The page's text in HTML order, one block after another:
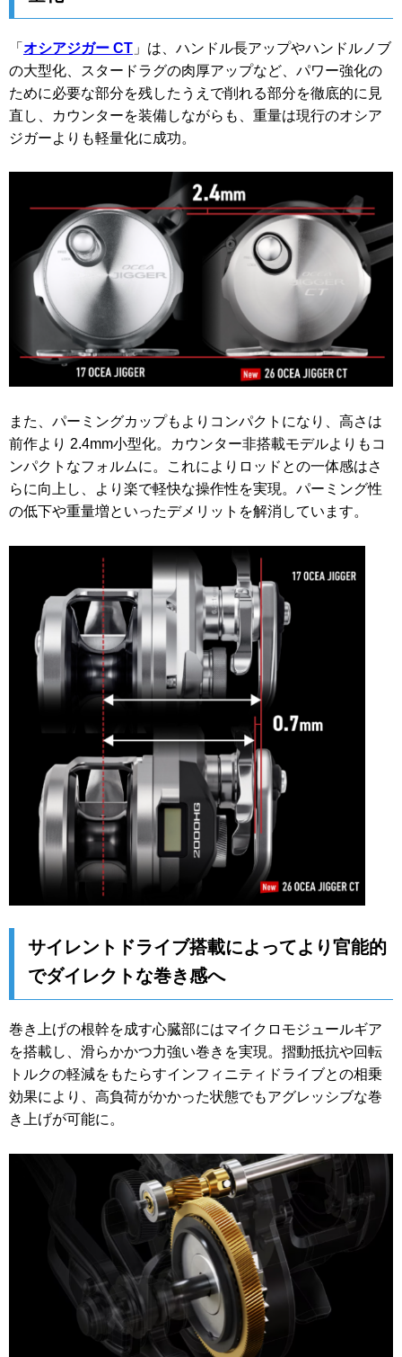
「 オシアジガー CT 」は、ハンドル長アップやハンドルノブ
の大型化、スタードラグの肉厚アップなど、パワー強化の
ために必要な部分を残したうえで削れる部分を徹底的に見
直し、カウンターを装備しながらも、重量は現行のオシア
ジガーよりも軽量化に成功。
また、パーミングカップもよりコンパクトになり、高さは
前作より 2.4mm小型化。カウンター非搭載モデルよりもコ
ンパクトなフォルムに。これによりロッドとの一体感はさ
らに向上し、より楽で軽快な操作性を実現。パーミング性
の低下や重量増といったデメリットを解消しています。
サイレントドライブ搭載によってより官能的
でダイレクトな巻き感へ
巻き上げの根幹を成す心臓部にはマイクロモジュールギア
を搭載し、滑らかかつ力強い巻きを実現。摺動抵抗や回転
トルクの軽減をもたらすインフィニティドライブとの相乗
効果により、高負荷がかかった状態でもアグレッシブな巻
き上げが可能に。